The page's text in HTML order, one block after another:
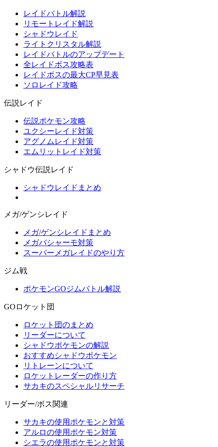
レイドバトル解説
リモートレイド解説
シャドウレイド
ライトクリスタル解説
レイドバトルのアップデート
全レイドボス攻略表
レイドボスの最大CP早見表
ソロレイド攻略
伝説レイド
伝説ポケモン攻略
ユクシーレイド対策
アグノムレイド対策
エムリットレイド対策
シャドウ伝説レイド
シャドウレイドまとめ
メガ/ゲンシレイド
メガ/ゲンシレイドまとめ
メガバシャーモ対策
スーパーメガレイドのやり方
ジム戦
ポケモンGOジムバトル解説
GOロケット団
ロケット団のまとめ
リーダーについて
シャドウポケモンの解説
おすすめシャドウポケモン
リトレーンについて
ロケットレーダーの作り方
サカキのスペシャルリサーチ
リーダー/ボス関連
サカキの使用ポケモンと対策
アルロの使用ポケモン対策
シエラの使用ポケモンと対策